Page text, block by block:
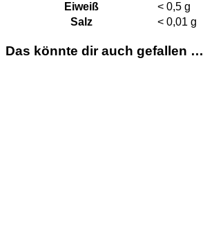
Eiweiß
< 0,5 g
Salz
< 0,01 g
Das könnte dir auch gefallen …